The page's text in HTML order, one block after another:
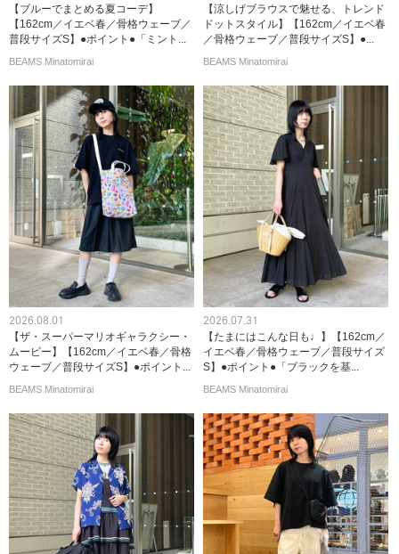
【ブルーでまとめる夏コーデ】
【162cm／イエベ春／骨格ウェーブ／
普段サイズS】●ポイント●「ミント...
BEAMS Minatomirai
【涼しげブラウスで魅せる、トレンド
ドットスタイル】【162cm／イエベ春
／骨格ウェーブ／普段サイズS】●...
BEAMS Minatomirai
2026.08.01
【ザ・スーパーマリオギャラクシー・
ムービー】【162cm／イエベ春／骨格
ウェーブ／普段サイズS】●ポイント...
BEAMS Minatomirai
2026.07.31
【たまにはこんな日も♩】【162cm／
イエベ春／骨格ウェーブ／普段サイズ
S】●ポイント●「ブラックを基...
BEAMS Minatomirai